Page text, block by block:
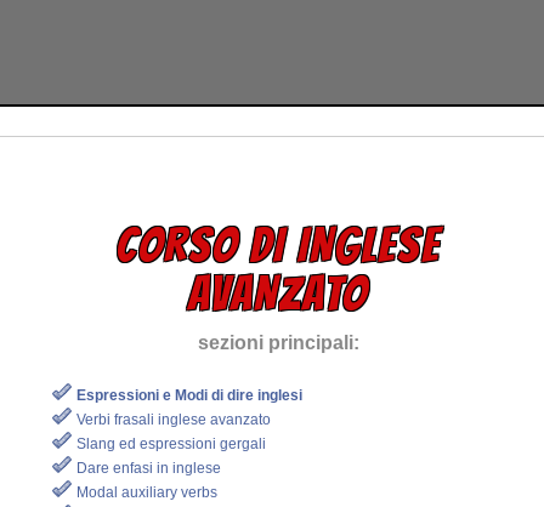
CORSO DI INGLESE
AVANZATO
sezioni principali:
Espressioni e Modi di dire inglesi
Verbi frasali inglese avanzato
Slang ed espressioni gergali
Dare enfasi in inglese
Modal auxiliary verbs